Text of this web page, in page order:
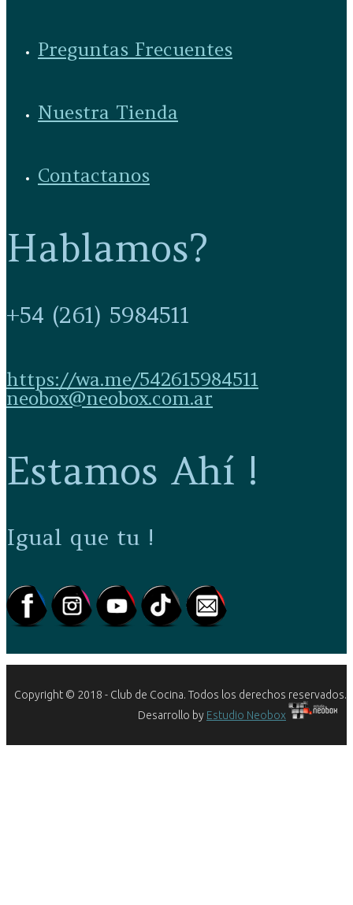
Preguntas Frecuentes
Nuestra Tienda
Contactanos
Hablamos?
+54 (261) 5984511
https://wa.me/542615984511
neobox@neobox.com.ar
Estamos Ahí !
Igual que tu !
Copyright © 2018 - Club de Cocina. Todos los derechos reservados.
Desarrollo by Estudio Neobox